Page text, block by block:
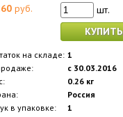
руб.
шт.
на складе: 1
с 30.03.2016
0.26 кг
Россия
в упаковке:
1